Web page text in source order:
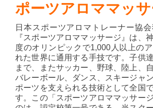
ポーツアロママッサ
日本スポーツアロマトレーナー協
『スポーツアロママッサージ』は、
度のオリンピックで1,000人以上の
れた世界に通用する手技です。子供
まで、またサッカー、野球、陸上、
バレーボール、ダンス、スキージャ
ポーツを支えられる技術として全国
す。この「スポーツアロママッサー